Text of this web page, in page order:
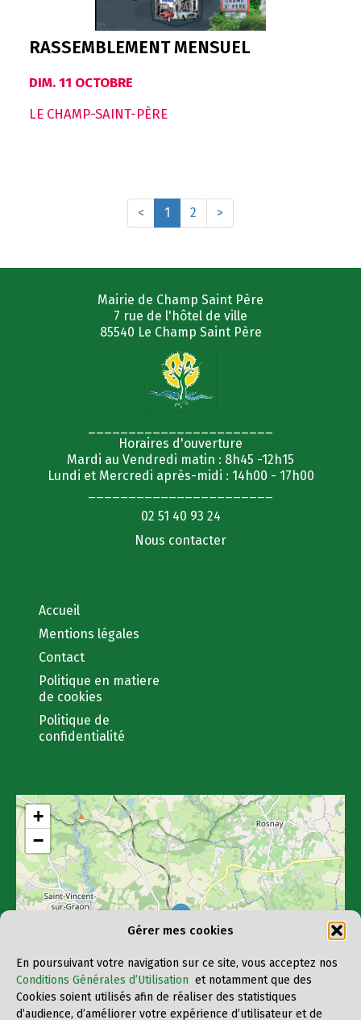
Gérer mes cookies
En poursuivant votre navigation sur ce site, vous acceptez nos
Conditions Générales d’Utilisation et notamment que des
Cookies soient utilisés afin de réaliser des statistiques
d’audience, d’améliorer votre expérience d’utilisateur et de
RASSEMBLEMENT MENSUEL
DIM. 11 OCTOBRE
LE CHAMP-SAINT-PÈRE
< 1 2 >
Mairie de Champ Saint Père
7 rue de l'hôtel de ville
85540 Le Champ Saint Père
Horaires d'ouverture
Mardi au Vendredi matin : 8h45 -12h15
Lundi et Mercredi après-midi : 14h00 - 17h00
02 51 40 93 24
Nous contacter
Accueil
Mentions légales
Contact
Politique en matiere
de cookies
Politique de
confidentialité
+
−